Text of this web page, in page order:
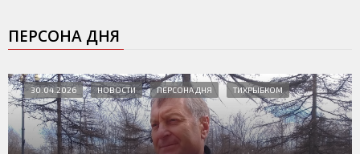
ПЕРСОНА ДНЯ
30.04.2026 НОВОСТИ ПЕРСОНА ДНЯ ТИХРЫБКОМ